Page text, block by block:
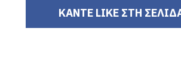
ΚΑΝΤΕ LIKE ΣΤΗ